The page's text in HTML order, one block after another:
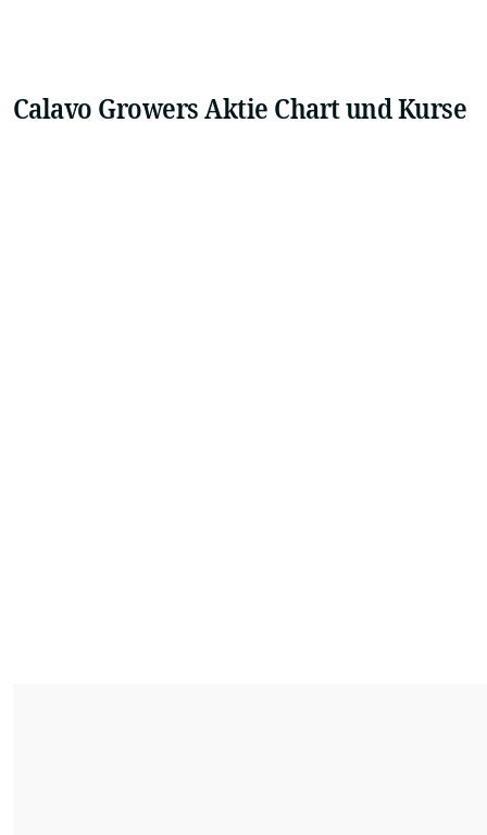
Calavo Growers Aktie Chart und Kurse